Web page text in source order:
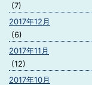
(7)
2017年12月
(6)
2017年11月
(12)
2017年10月